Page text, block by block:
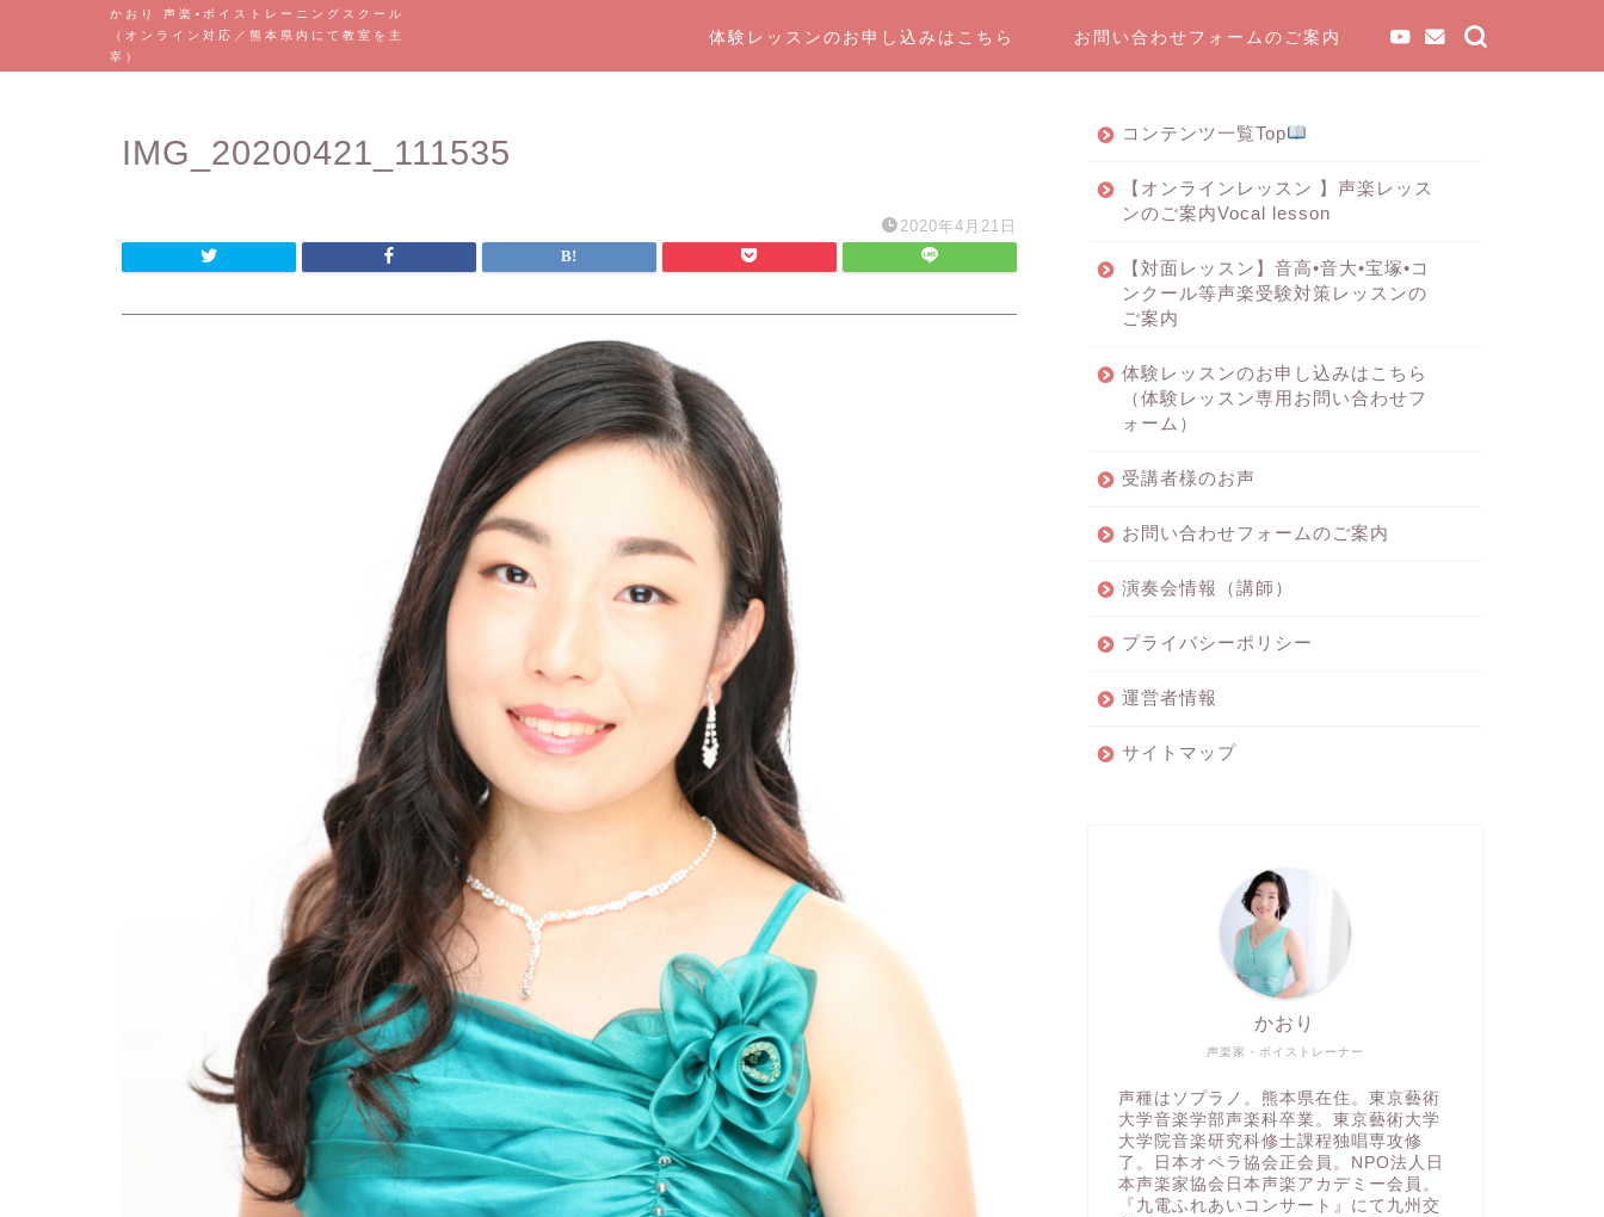
かおり 声楽•ボイストレーニングスクール
（オンライン対応／熊本県内にて教室を主
宰）
体験レッスンのお申し込みはこちら お問い合わせフォームのご案内
IMG_20200421_111535
2020年4月21日
コンテンツ一覧Top
【オンラインレッスン 】声楽レッス
ンのご案内Vocal lesson
【対面レッスン】音高•音大•宝塚•コ
ンクール等声楽受験対策レッスンの
ご案内
体験レッスンのお申し込みはこちら
（体験レッスン専用お問い合わせフ
ォーム）
受講者様のお声
お問い合わせフォームのご案内
演奏会情報（講師）
プライバシーポリシー
運営者情報
サイトマップ
声楽家・ボイストレーナー
かおり
声種はソプラノ。熊本県在住。東京藝術
大学音楽学部声楽科卒業。東京藝術大学
大学院音楽研究科修士課程独唱専攻修
了。日本オペラ協会正会員。NPO法人日
本声楽家協会日本声楽アカデミー会員。
『九電ふれあいコンサート』にて九州交